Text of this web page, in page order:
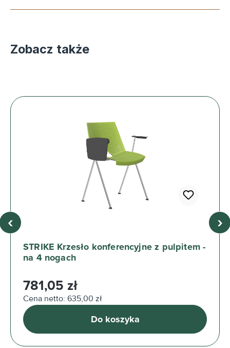
Zobacz także
STRIKE Krzesło konferencyjne z pulpitem -
na 4 nogach
Cena regularna:
781,05 zł
Cena netto: 635,00 zł
Do koszyka
‹ ›